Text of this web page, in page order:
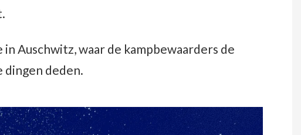
Auschwitz, waar de kampbewaarders de
dingen deden.